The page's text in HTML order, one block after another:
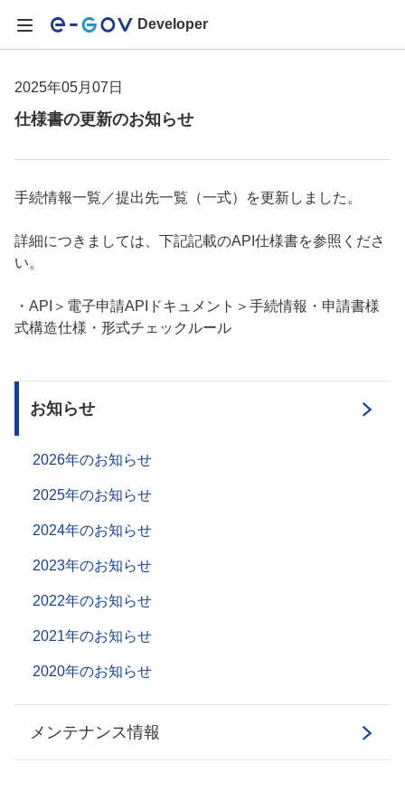
Developer
2025年05月07日
仕様書の更新のお知らせ
手続情報一覧／提出先一覧（一式）を更新しました。
詳細につきましては、下記記載のAPI仕様書を参照くださ
い。
・API＞電子申請APIドキュメント＞手続情報・申請書様
式構造仕様・形式チェックルール
お知らせ
2026年のお知らせ
2025年のお知らせ
2024年のお知らせ
2023年のお知らせ
2022年のお知らせ
2021年のお知らせ
2020年のお知らせ
メンテナンス情報